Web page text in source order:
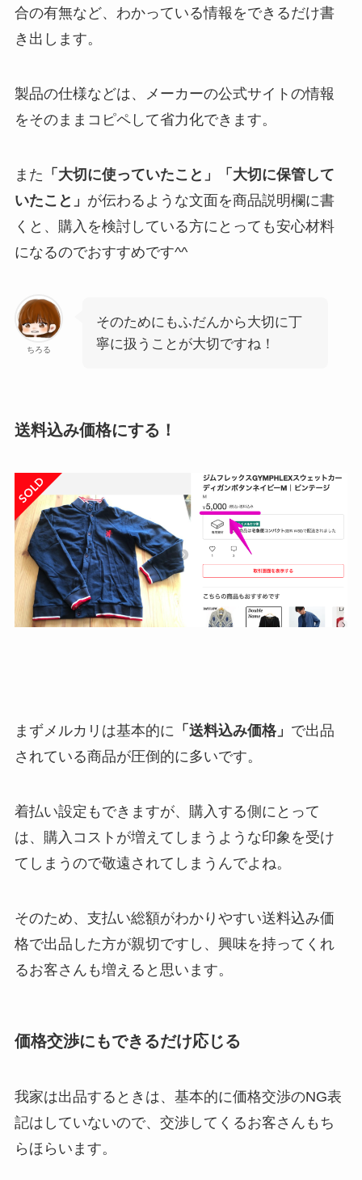
合の有無など、わかっている情報をできるだけ書
き出します。
製品の仕様などは、メーカーの公式サイトの情報
をそのままコピペして省力化できます。
また 「大切に使っていたこと」「大切に保管して
いたこと」 が伝わるような文面を商品説明欄に書
くと、購入を検討している方にとっても安心材料
になるのでおすすめです^^
ちろる
そのためにもふだんから大切に丁
寧に扱うことが大切ですね！
送料込み価格にする！
まずメルカリは基本的に 「送料込み価格」 で出品
されている商品が圧倒的に多いです。
着払い設定もできますが、購入する側にとって
は、購入コストが増えてしまうような印象を受け
てしまうので敬遠されてしまうんでよね。
そのため、支払い総額がわかりやすい送料込み価
格で出品した方が親切ですし、興味を持ってくれ
るお客さんも増えると思います。
価格交渉にもできるだけ応じる
我家は出品するときは、基本的に価格交渉のNG表
記はしていないので、交渉してくるお客さんもち
らほらいます。